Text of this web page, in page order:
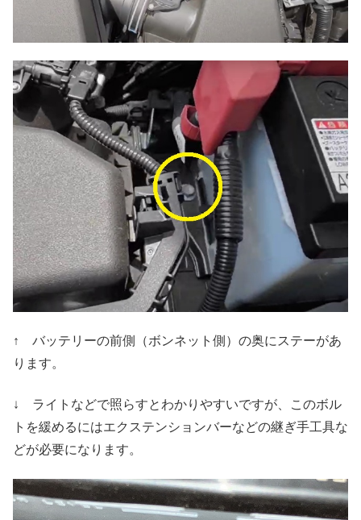
↑ バッテリーの前側（ボンネット側）の奥にステーがあ
ります。
↓ ライトなどで照らすとわかりやすいですが、このボル
トを緩めるにはエクステンションバーなどの継ぎ手工具な
どが必要になります。